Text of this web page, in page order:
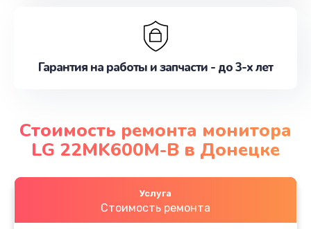
Гарантия на работы и запчасти - до 3-х лет
Стоимость ремонта монитора
LG 22MK600M-B в Донецке
Услуга
Стоимость ремонта